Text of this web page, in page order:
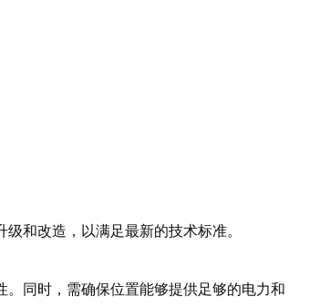
和改造，以满足最新的技术标准。
同时，需确保位置能够提供足够的电力和